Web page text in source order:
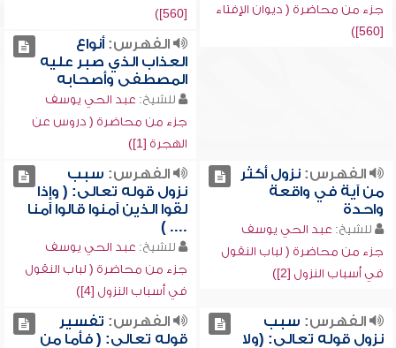
جزء من محاضرة ( ديوان الإفتاء
[560])
[560])
الفهرس:أنواع
العذاب الذي صبر عليه
المصطفى وأصحابه
للشيخ: عبد الحي يوسف
جزء من محاضرة ( دروس عن
الهجرة [1])
الفهرس:نزول أكثر
من آية في واقعة
واحدة
للشيخ: عبد الحي يوسف
جزء من محاضرة ( لباب النقول
في أسباب النزول [2])
الفهرس: سبب
نزول قوله تعالى: ( وإذا
لقوا الذين آمنوا قالوا آمنا
.... )
للشيخ: عبد الحي يوسف
جزء من محاضرة ( لباب النقول
في أسباب النزول [4])
الفهرس: سبب
نزول قوله تعالى: (ولا
الفهرس: تفسير
قوله تعالى: ( فأما من